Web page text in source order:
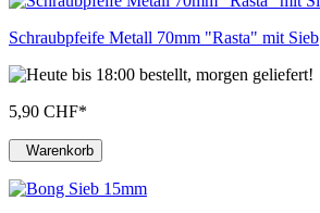
Schraubpfeife Metall 70mm "Rasta" mit Sieb
5,90 CHF*
Warenkorb